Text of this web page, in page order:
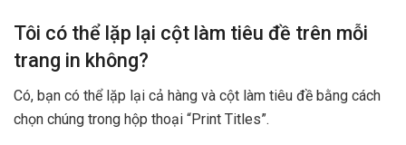
Tôi có thể lặp lại cột làm tiêu đề trên mỗi
trang in không?
Có, bạn có thể lặp lại cả hàng và cột làm tiêu đề bằng cách
chọn chúng trong hộp thoại “Print Titles”.